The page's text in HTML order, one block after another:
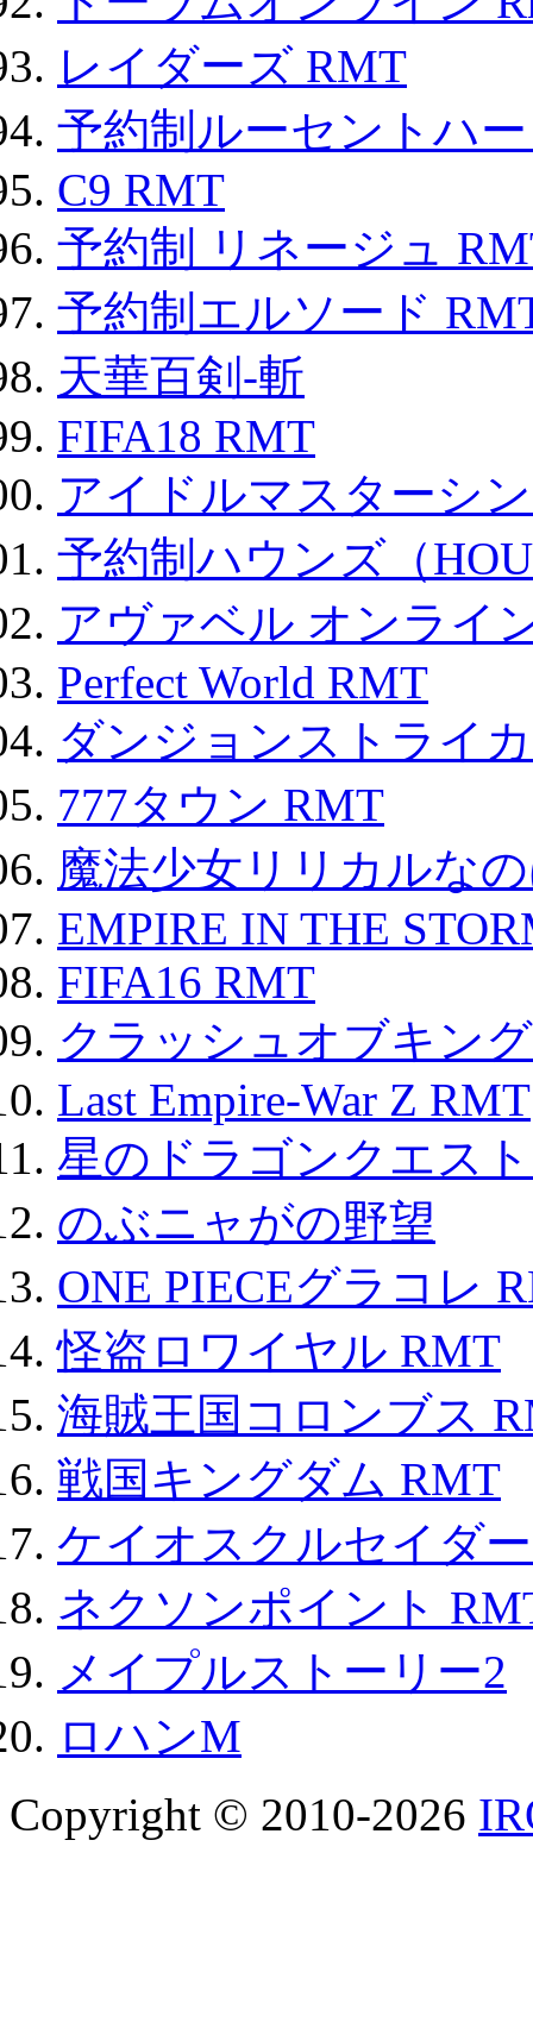
レイダーズ RMT
予約制ルーセントハ
C9 RMT
予約制 リネージュ
予約制エルソード
天華百剣-斬
FIFA18 RMT
アイドルマスターシ
予約制ハウンズ（
アヴァベル オンライ
Perfect World RMT
ダンジョンストライ
777タウン RMT
魔法少女リリカルな
EMPIRE IN THE
FIFA16 RMT
クラッシュオブキン
Last Empire-War Z RMT
星のドラゴンクエス
のぶニャがの野望
ONE PIECEグラコレ
怪盗ロワイヤル RMT
海賊王国コロンブス
戦国キングダム RMT
ケイオスクルセイダ
ネクソンポイント
メイプルストーリー2
ロハンM
Copyright © 2010-2026